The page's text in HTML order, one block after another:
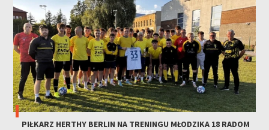
PIŁKARZ HERTHY BERLIN NA TRENINGU MŁODZIKA 18 RADOM